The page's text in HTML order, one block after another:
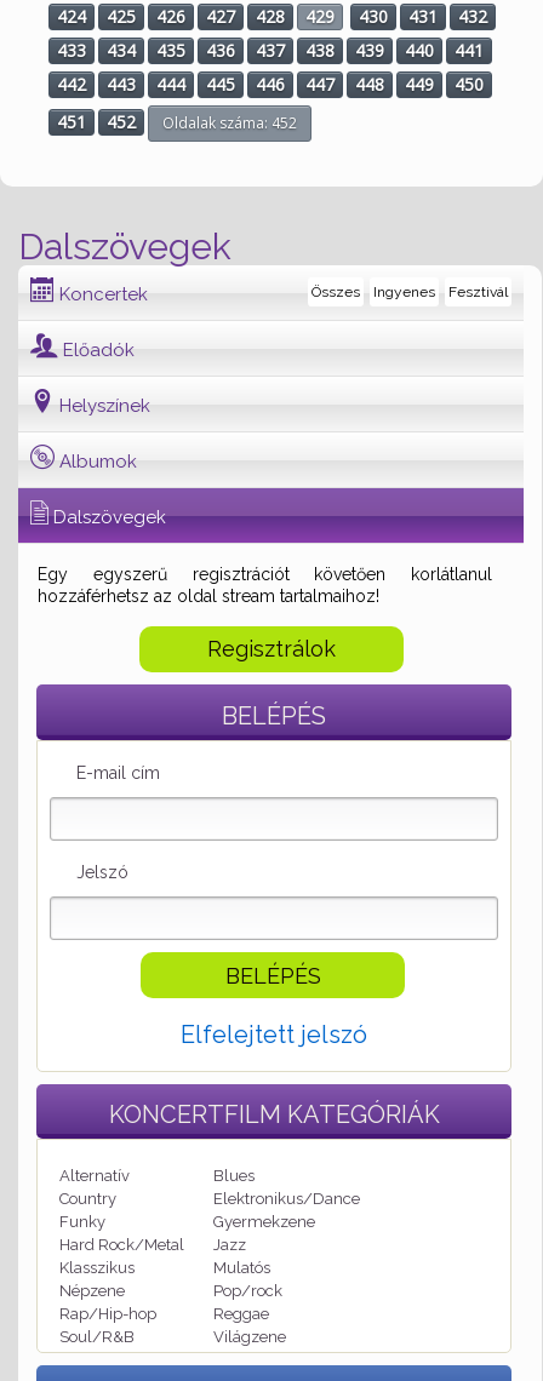
Dalszövegek
Koncertek Fesztivál
Ingyenes
Összes
Előadók
Helyszínek
Albumok
Dalszövegek
Egy egyszerű regisztrációt követően korlátlanul
hozzáférhetsz az oldal stream tartalmaihoz!
Regisztrálok
BELÉPÉS
E-mail cím
Jelszó
Elfelejtett jelszó
KONCERTFILM KATEGÓRIÁK
Alternatív
Blues
Country
Elektronikus/Dance
Funky
Gyermekzene
Hard Rock/Metal
Jazz
Klasszikus
Mulatós
Népzene
Pop/rock
Rap/Hip-hop
Reggae
Soul/R&B
Világzene
424
425 426 427 428 429 430 431
432
433
434 435 436 437 438 439 440
441
442
443 444 445 446 447 448 449
450
451
452 Oldalak száma: 452